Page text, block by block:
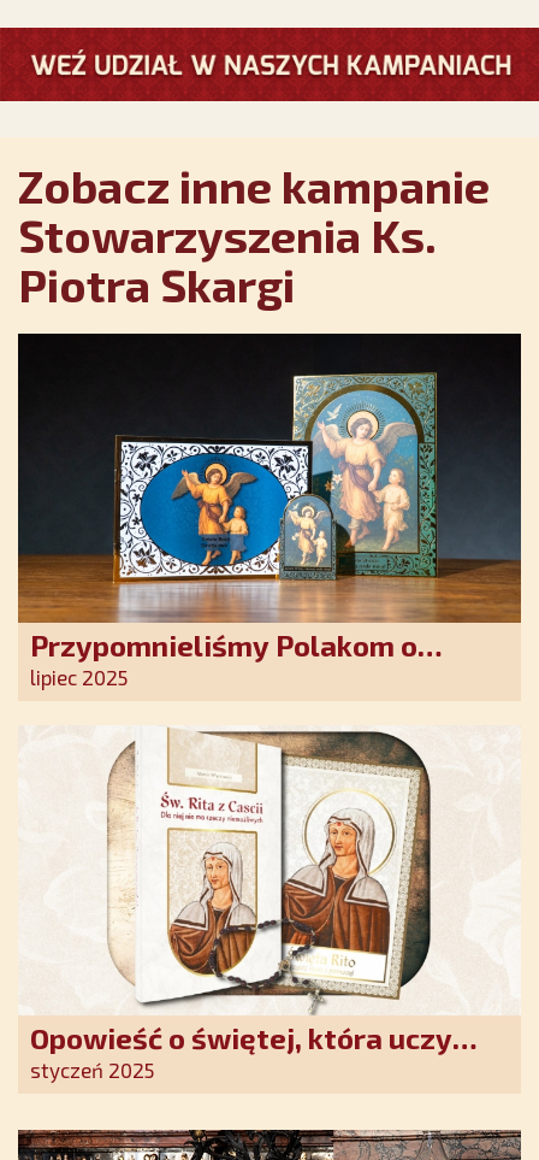
Zobacz inne kampanie
Stowarzyszenia Ks.
Piotra Skargi
Przypomnieliśmy Polakom o
obecności Anioła Stróża!
lipiec 2025
Opowieść o świętej, która uczy
szczerego oddania się Bogu.
nadziei w XXI wieku
styczeń 2025